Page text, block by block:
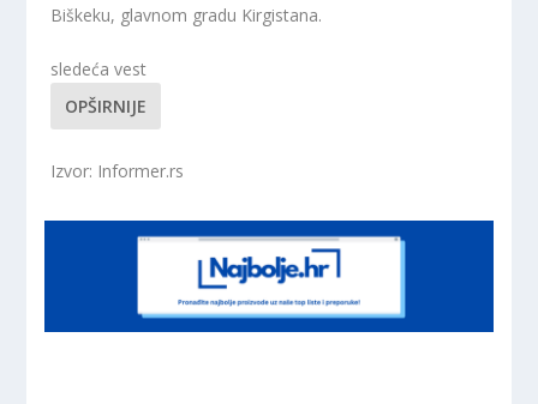
Biškeku, glavnom gradu Kirgistana.
sledeća vest
OPŠIRNIJE
Izvor: Informer.rs